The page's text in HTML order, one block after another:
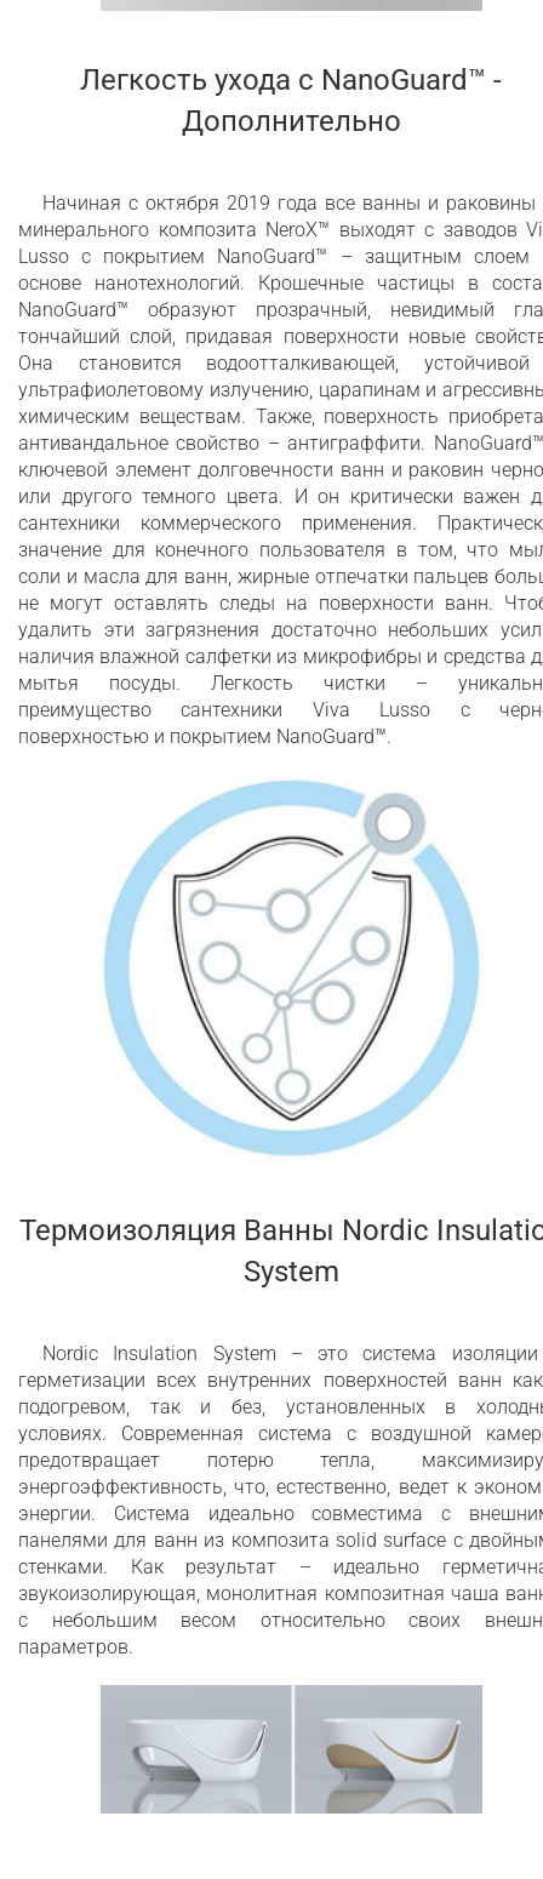
Легкость ухода c NanoGuard™ -
Дополнительно
Начиная с октября 2019 года все ванны и раковины
минерального композита NeroX™ выходят с заводов
Lusso с покрытием NanoGuard™ – защитным слоем
основе нанотехнологий. Крошечные частицы в
NanoGuard™ образуют прозрачный, невидимый
тончайший слой, придавая поверхности новые
Она становится водоотталкивающей,
ультрафиолетовому излучению, царапинам и
химическим веществам. Также, поверхность
антивандальное свойство – антиграффити.
ключевой элемент долговечности ванн и раковин
или другого темного цвета. И он критически важен
сантехники коммерческого применения.
значение для конечного пользователя в том, что
соли и масла для ванн, жирные отпечатки пальцев
не могут оставлять следы на поверхности ванн.
удалить эти загрязнения достаточно небольших
наличия влажной салфетки из микрофибры и средства
мытья посуды. Легкость чистки –
преимущество сантехники Viva Lusso с
поверхностью и покрытием NanoGuard™.
Термоизоляция Ванны Nordic
System
Nordic Insulation System – это система
герметизации всех внутренних поверхностей ванн
подогревом, так и без, установленных в
условиях. Современная система с воздушной
предотвращает потерю тепла,
энергоэффективность, что, естественно, ведет к
энергии. Система идеально совместима с
панелями для ванн из композита solid surface с
стенками. Как результат – идеально
звукоизолирующая, монолитная композитная чаша
с небольшим весом относительно своих
параметров.